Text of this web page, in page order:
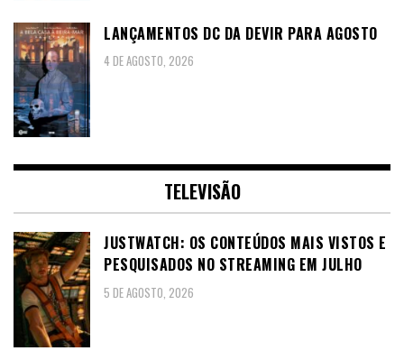
LANÇAMENTOS DC DA DEVIR PARA AGOSTO
4 DE AGOSTO, 2026
TELEVISÃO
JUSTWATCH: OS CONTEÚDOS MAIS VISTOS E
PESQUISADOS NO STREAMING EM JULHO
5 DE AGOSTO, 2026